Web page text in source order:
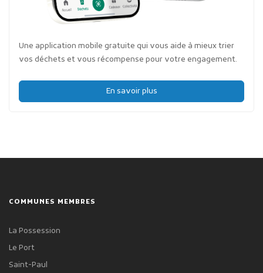
Une application mobile gratuite qui vous aide à mieux trier
vos déchets et vous récompense pour votre engagement.
En savoir plus
COMMUNES MEMBRES
La Possession
Le Port
Saint-Paul